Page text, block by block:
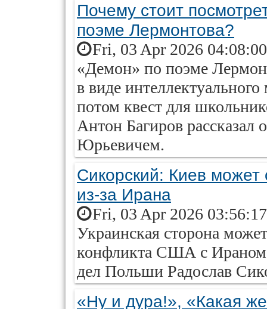
Почему стоит
поэме Лермонтова?
Fri, 03 Apr 2026
«Демон» по поэме
в виде
потом квест для
Антон Багиров
Юрьевичем.
Сикорский: Киев может
из-за Ирана
Fri, 03 Apr 2026
Украинская сторона может
конфликта США с
дел Польши Радослав
«Ну и дура!», «Какая